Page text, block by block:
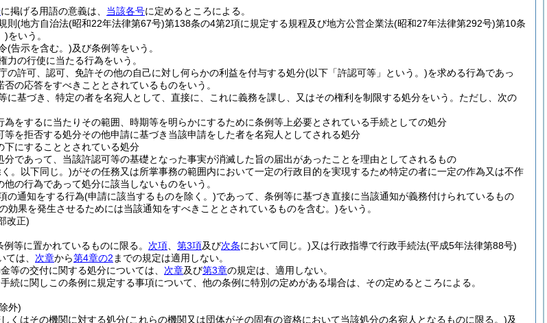
に掲げる用語の意義は、 当該各号に定めるところによる。
則 (地方自治法(昭和22年法律第67号)第138条の4第2項に規定する規程及び地方公営企業法(昭和27年法律第292号)第10条
)をいう。
(告示を含む。)及び条例等をいう。
の行使に当たる行為をいう。
許可、認可、免許その他の自己に対し何らかの利益を付与する処分(以下「許認可等」という。)を求める行為であっ
の応答をすべきこととされているものをいう。
基づき、特定の者を名宛人として、直接に、これに義務を課し、又はその権利を制限する処分をいう。 ただし、次の
為をするに当たりその範囲、時期等を明らかにするために条例等上必要とされている手続としての処分
等を拒否する処分その他申請に基づき当該申請をした者を名宛人としてされる処分
下にすることとされている処分
分であって、当該許認可等の基礎となった事実が消滅した旨の届出があったことを理由としてされるもの
。以下同じ。)がその任務又は所掌事務の範囲内において一定の行政目的を実現するため特定の者に一定の作為又は不作
の行為であって処分に該当しないものをいう。
の通知をする行為(申請に該当するものを除く。)であって、条例等に基づき直接に当該通知が義務付けられているもの
効果を発生させるためには当該通知をすべきこととされているものを含む。)をいう。
改正)
等に置かれているものに限る。 次項 第3項及び次条において同じ。)又は行政指導で行政手続法(平成5年法律第88号)
は、 次章から第4章の2 までの規定は適用しない。
等の交付に関する処分については、 次章及び第3章の規定は、適用しない。
続に関しこの条例に規定する事項について、他の条例に特別の定めがある場合は、その定めるところによる。
外)
くはその機関に対する処分(これらの機関又は団体がその固有の資格において当該処分の名宛人となるものに限る。)及